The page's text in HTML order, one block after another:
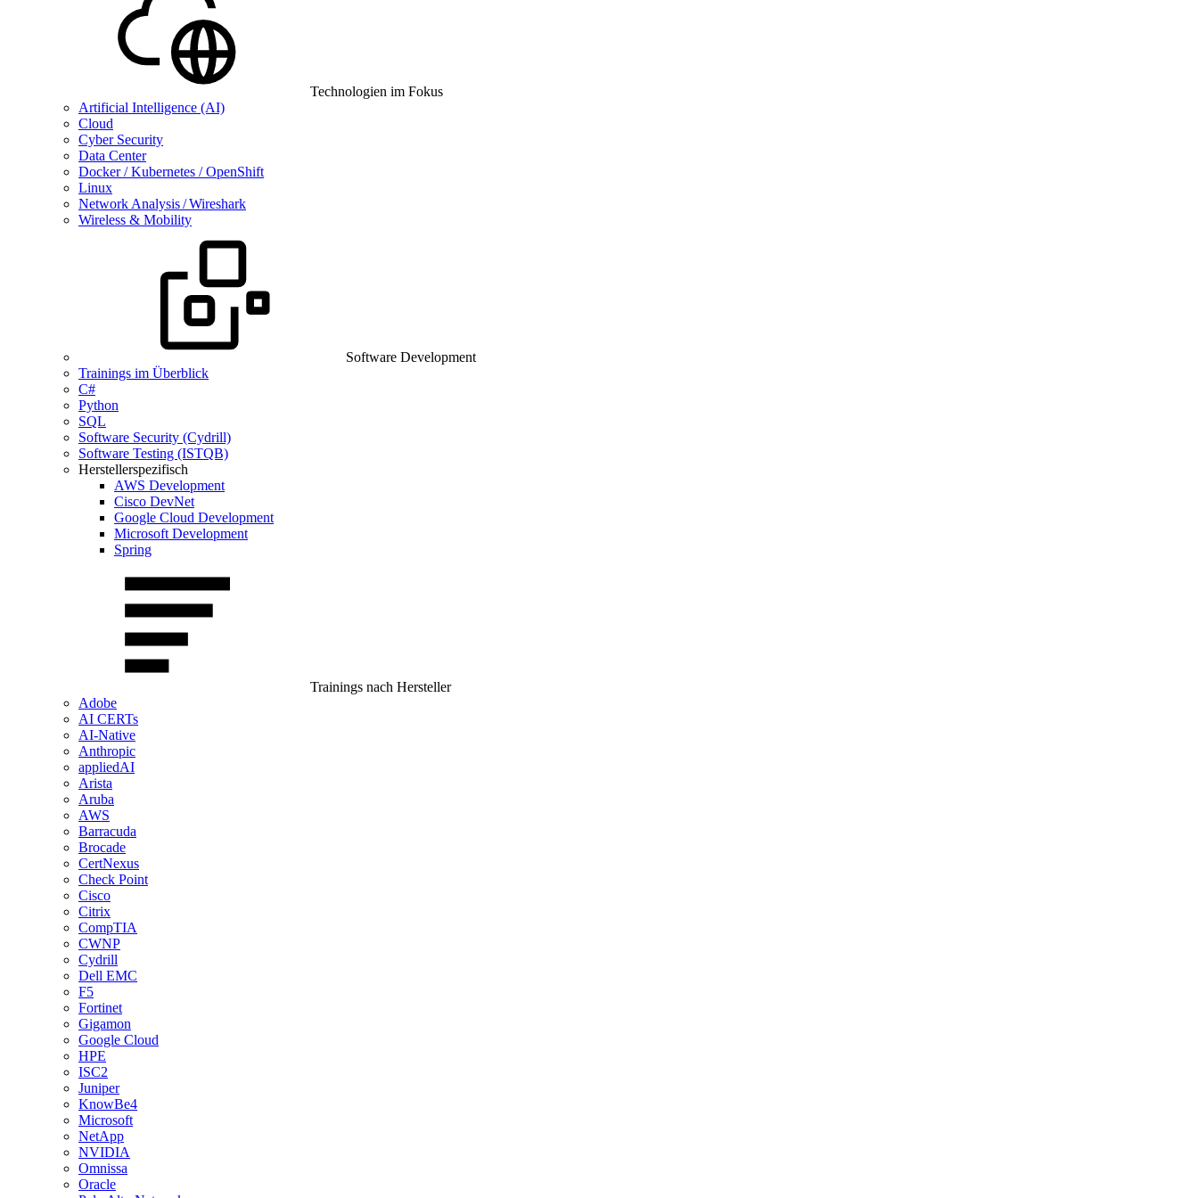
Technologien im Fokus
Artificial Intelligence (AI)
Cloud
Cyber Security
Data Center
Docker / Kubernetes / OpenShift
Linux
Network Analysis / Wireshark
Wireless & Mobility
Software Development
Trainings im Überblick
C#
Python
SQL
Software Security (Cydrill)
Software Testing (ISTQB)
Herstellerspezifisch
AWS Development
Cisco DevNet
Google Cloud Development
Microsoft Development
Spring
Trainings nach Hersteller
Adobe
AI CERTs
AI-Native
Anthropic
appliedAI
Arista
Aruba
AWS
Barracuda
Brocade
CertNexus
Check Point
Cisco
Citrix
CompTIA
CWNP
Cydrill
Dell EMC
F5
Fortinet
Gigamon
Google Cloud
HPE
ISC2
Juniper
KnowBe4
Microsoft
NetApp
NVIDIA
Omnissa
Oracle